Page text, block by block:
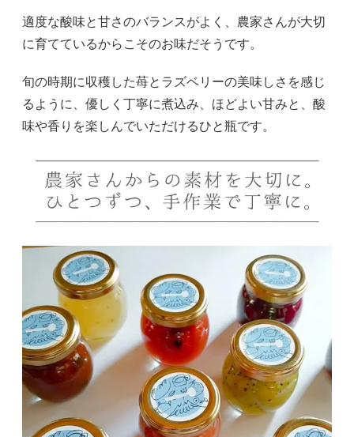
適度な酸味と甘さのバランスがよく、農家さんが大切
に育てているからこそのお味だそうです。
旬の時期に収穫した苺とラズベリーの美味しさを感じ
るように、優しく丁寧に煮込み、ほどよい甘みと、酸
味や香りを楽しんでいただけるひと瓶です。